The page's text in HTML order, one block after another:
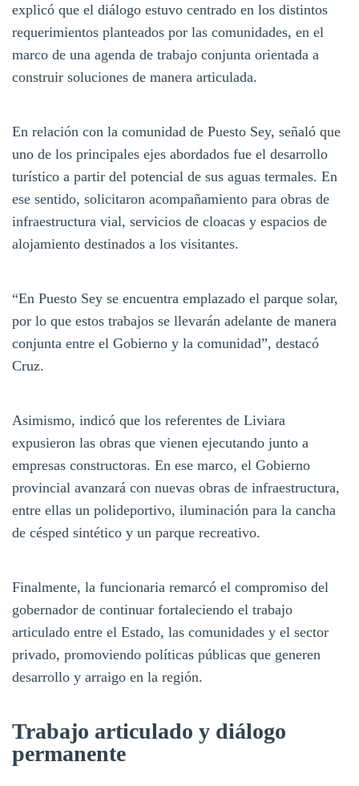
explicó que el diálogo estuvo centrado en los distintos
requerimientos planteados por las comunidades, en el
marco de una agenda de trabajo conjunta orientada a
construir soluciones de manera articulada.
En relación con la comunidad de Puesto Sey, señaló que
uno de los principales ejes abordados fue el desarrollo
turístico a partir del potencial de sus aguas termales. En
ese sentido, solicitaron acompañamiento para obras de
infraestructura vial, servicios de cloacas y espacios de
alojamiento destinados a los visitantes.
“En Puesto Sey se encuentra emplazado el parque solar,
por lo que estos trabajos se llevarán adelante de manera
conjunta entre el Gobierno y la comunidad”, destacó
Cruz.
Asimismo, indicó que los referentes de Liviara
expusieron las obras que vienen ejecutando junto a
empresas constructoras. En ese marco, el Gobierno
provincial avanzará con nuevas obras de infraestructura,
entre ellas un polideportivo, iluminación para la cancha
de césped sintético y un parque recreativo.
Finalmente, la funcionaria remarcó el compromiso del
gobernador de continuar fortaleciendo el trabajo
articulado entre el Estado, las comunidades y el sector
privado, promoviendo políticas públicas que generen
desarrollo y arraigo en la región.
Trabajo articulado y diálogo
permanente